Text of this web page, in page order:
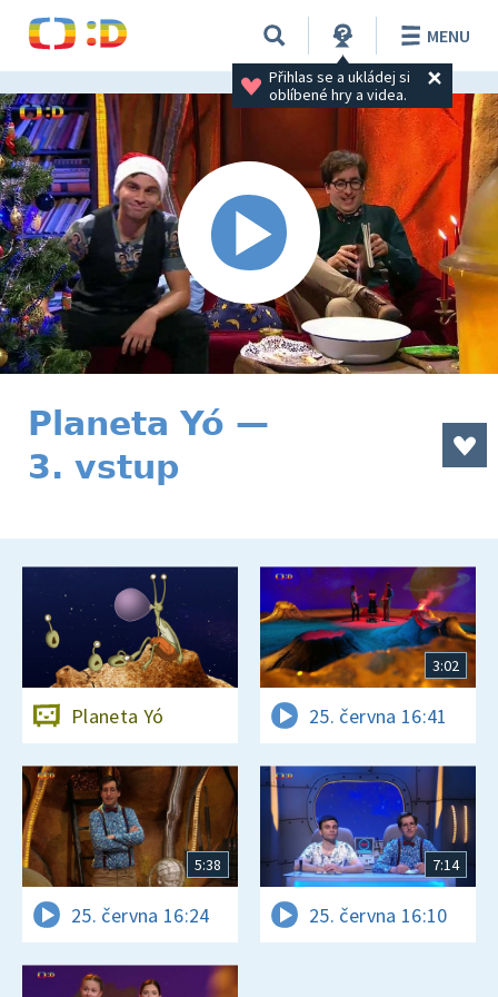
Přihlas se a ukládej si
oblíbené hry a videa.
MENU
Planeta Yó —
3. vstup
Planeta Yó
3:02
25. června 16:41
5:38
25. června 16:24
7:14
25. června 16:10